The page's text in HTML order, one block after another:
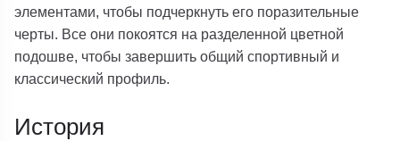
элементами, чтобы подчеркнуть его поразительные
черты. Все они покоятся на разделенной цветной
подошве, чтобы завершить общий спортивный и
классический профиль.
История